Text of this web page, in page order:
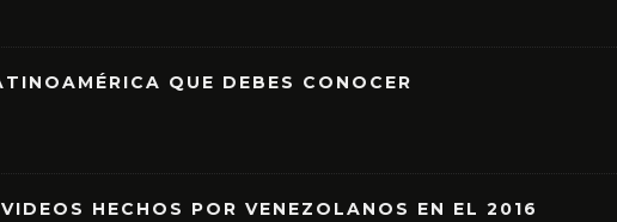
QUE DEBES CONOCER
HECHOS POR VENEZOLANOS EN EL 2016